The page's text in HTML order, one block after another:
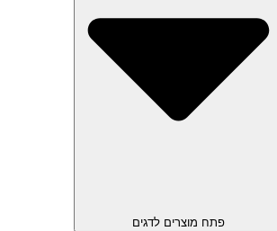
פתח מוצרים לדגים